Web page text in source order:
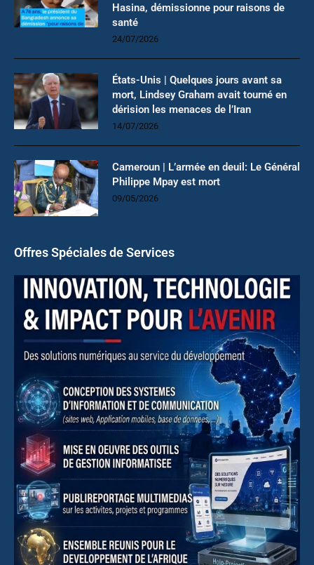
Hasina, démissionne pour raisons de
santé
24/07/2026
États-Unis | Quelques jours avant sa
mort, Lindsey Graham avait tourné en
dérision les menaces de l’Iran
14/07/2026
Cameroun | L’armée en deuil: Le Général
Philippe Mpay est mort
09/05/2026
Offres Spéciales de Services